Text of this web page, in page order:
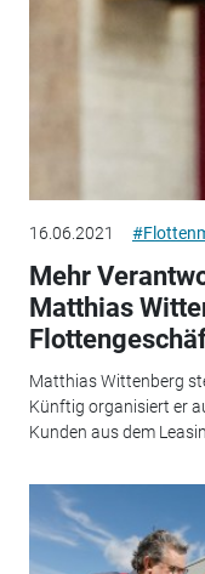
16.06.2021
Mehr
Matthias
Matthias Wittenberg
Künftig organisiert er
Kunden aus dem